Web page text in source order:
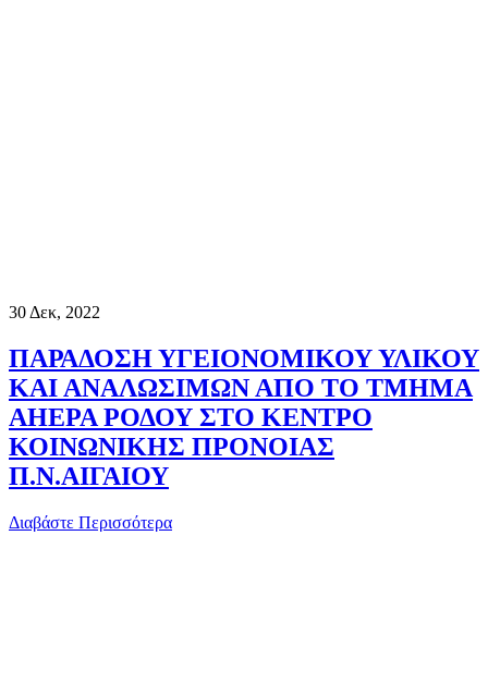
30 Δεκ, 2022
ΠΑΡΑΔΟΣΗ ΥΓΕΙΟΝΟΜΙΚΟΥ ΥΛΙΚΟΥ
ΚΑΙ ΑΝΑΛΩΣΙΜΩΝ ΑΠΟ ΤΟ ΤΜΗΜΑ
AHEPA ΡΟΔΟΥ ΣΤΟ ΚΕΝΤΡΟ
ΚΟΙΝΩΝΙΚΗΣ ΠΡΟΝΟΙΑΣ
Π.Ν.ΑΙΓΑΙΟΥ
Διαβάστε Περισσότερα